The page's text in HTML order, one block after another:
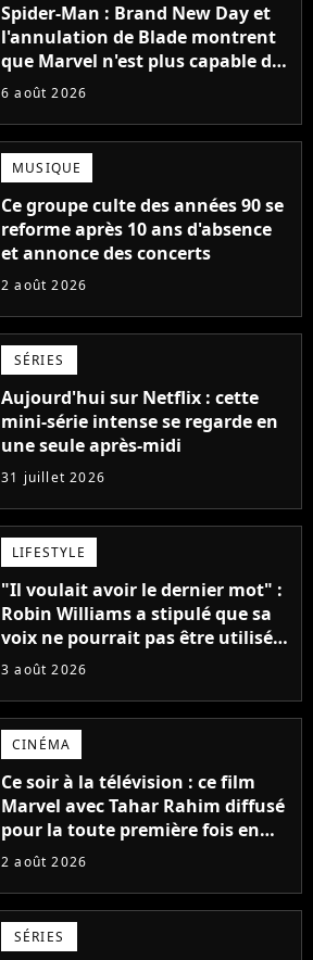
Spider-Man : Brand New Day et
l'annulation de Blade montrent
que Marvel n'est plus capable de
faire quoi que ce soit de simple
6 août 2026
MUSIQUE
Ce groupe culte des années 90 se
reforme après 10 ans d'absence
et annonce des concerts
2 août 2026
SÉRIES
Aujourd'hui sur Netflix : cette
mini-série intense se regarde en
une seule après-midi
31 juillet 2026
LIFESTYLE
"Il voulait avoir le dernier mot" :
Robin Williams a stipulé que sa
voix ne pourrait pas être utilisée
avant 2039, pourtant Disney
inédits
3 août 2026
CINÉMA
Ce soir à la télévision : ce film
Marvel avec Tahar Rahim diffusé
pour la toute première fois en
France
2 août 2026
SÉRIES